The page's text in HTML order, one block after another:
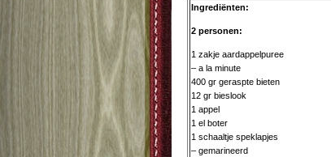
Ingrediënten:
2 personen:
1 zakje aardappelpuree
– a la minute
400 gr geraspte bieten
12 gr bieslook
1 appel
1 el boter
1 schaaltje speklapjes
– gemarineerd